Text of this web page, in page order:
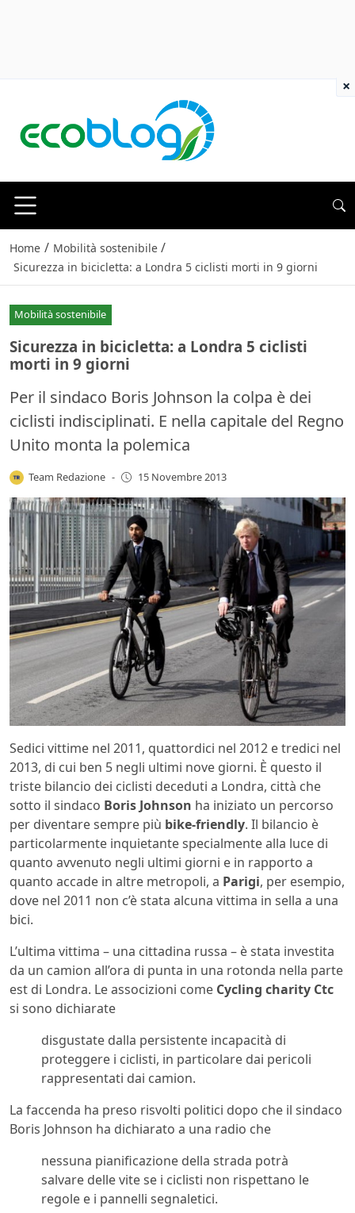
Home / Mobilità sostenibile /
Sicurezza in bicicletta: a Londra 5 ciclisti morti in 9 giorni
Mobilità sostenibile
Sicurezza in bicicletta: a Londra 5 ciclisti
morti in 9 giorni
Per il sindaco Boris Johnson la colpa è dei
ciclisti indisciplinati. E nella capitale del Regno
Unito monta la polemica
Team Redazione - 15 Novembre 2013
Sedici vittime nel 2011, quattordici nel 2012 e tredici nel
2013, di cui ben 5 negli ultimi nove giorni. È questo il
triste bilancio dei ciclisti deceduti a Londra, città che
sotto il sindaco Boris Johnson ha iniziato un percorso
per diventare sempre più bike-friendly. Il bilancio è
particolarmente inquietante specialmente alla luce di
quanto avvenuto negli ultimi giorni e in rapporto a
quanto accade in altre metropoli, a Parigi, per esempio,
dove nel 2011 non c’è stata alcuna vittima in sella a una
bici.
L’ultima vittima – una cittadina russa – è stata investita
da un camion all’ora di punta in una rotonda nella parte
est di Londra. Le associzioni come Cycling charity Ctc
si sono dichiarate
disgustate dalla persistente incapacità di
proteggere i ciclisti, in particolare dai pericoli
rappresentati dai camion.
La faccenda ha preso risvolti politici dopo che il sindaco
Boris Johnson ha dichiarato a una radio che
nessuna pianificazione della strada potrà
salvare delle vite se i ciclisti non rispettano le
regole e i pannelli segnaletici.
×